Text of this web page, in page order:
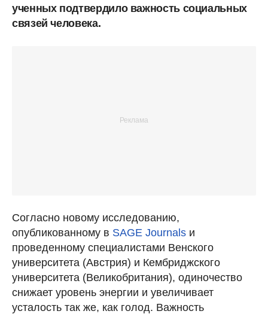
ученных подтвердило важность социальных
связей человека.
Согласно новому исследованию,
опубликованному в SAGE Journals и
проведенному специалистами Венского
университета (Австрия) и Кембриджского
университета (Великобритания), одиночество
снижает уровень энергии и увеличивает
усталость так же, как голод. Важность